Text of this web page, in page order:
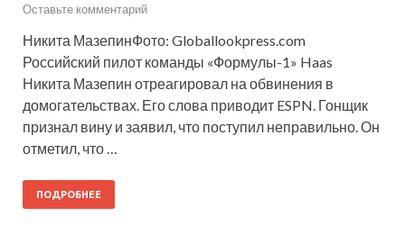
Оставьте комментарий
Никита МазепинФото: Globallookpress.com
Российский пилот команды «Формулы-1» Haas
Никита Мазепин отреагировал на обвинения в
домогательствах. Его слова приводит ESPN. Гонщик
признал вину и заявил, что поступил неправильно. Он
отметил, что …
ПОДРОБНЕЕ